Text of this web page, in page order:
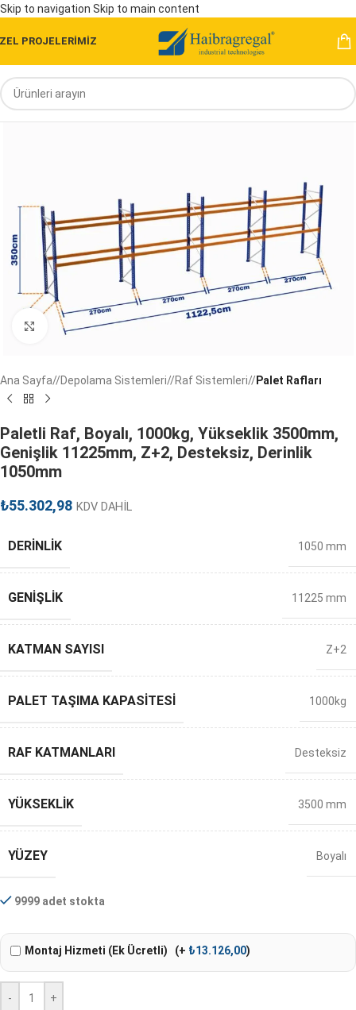
Skip to navigation Skip to main content
PROJELERİMİZ
Ana Sayfa/ Depolama Sistemleri/ Raf Sistemleri/ Palet Rafları
Paletli Raf, Boyalı, 1000kg, Yükseklik 3500mm,
Genişlik 11225mm, Z+2, Desteksiz, Derinlik
1050mm
₺55.302,98 KDV DAHİL
DERINLIK 1050 mm
GENIŞLIK 11225 mm
KATMAN SAYISI Z+2
PALET TAŞIMA KAPASITESI 1000kg
RAF KATMANLARI Desteksiz
YÜKSEKLIK 3500 mm
YÜZEY Boyalı
9999 adet stokta
Montaj Hizmeti (Ek Ücretli) (+ ₺13.126,00)
- +